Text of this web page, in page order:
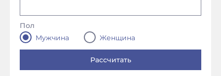
Пол
Мужчина
Женщина